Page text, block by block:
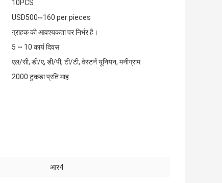
10PCS
USD500~160 per pieces
ग्राहक की आवश्यकता पर निर्भर है।
5 ~ 10 कार्य दिवस
एल/सी, डी/ए, डी/पी, टी/टी, वेस्टर्न यूनियन, मनीग्राम
2000 टुकड़ा प्रति माह
आर4